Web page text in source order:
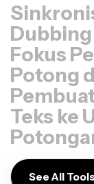
Dubbing
Fokus
Potong
Teks ke
See All